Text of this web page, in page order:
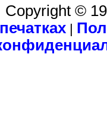
Copyright ©
|